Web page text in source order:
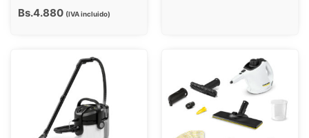
Bs.4.880 IVA incluido